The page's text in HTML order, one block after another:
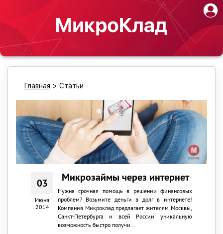
Главная > Статьи
03
Июня
2014
Микрозаймы через интернет
Нужна срочная помощь в решении финансовых
проблем? Возьмите деньги в долг в интернете!
Компания Микроклад предлагает жителям Москвы,
Санкт-Петербурга и всей России уникальную
возможность быстро получи...